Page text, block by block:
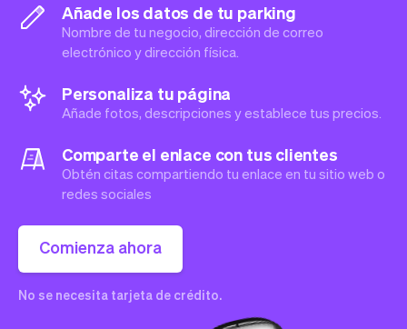
Añade los datos de tu parking
Nombre de tu negocio, dirección de correo
electrónico y dirección física.
Personaliza tu página
Añade fotos, descripciones y establece tus precios.
Comparte el enlace con tus clientes
Obtén citas compartiendo tu enlace en tu sitio web o
redes sociales
Comienza ahora
No se necesita tarjeta de crédito.